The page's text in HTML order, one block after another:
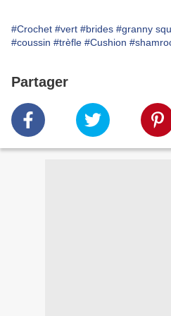
#Crochet #vert #brides #granny
#coussin #trèfle #Cushion
Partager